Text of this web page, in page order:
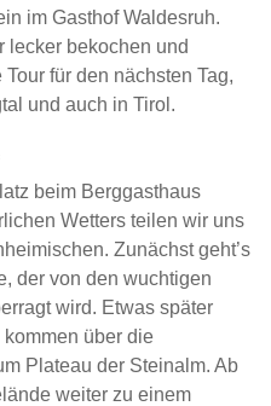
im Gasthof Waldesruh.
lecker bekochen und
für den nächsten Tag,
und auch in Tirol.
beim Berggasthaus
Wetters teilen wir uns
Zunächst geht’s
der von den wuchtigen
wird. Etwas später
über die
Plateau der Steinalm. Ab
weiter zu einem